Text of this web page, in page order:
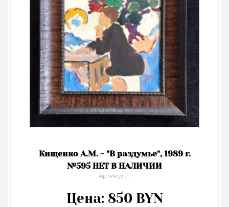
Кищенко А.М. - "В раздумье", 1989 г.
№595 НЕТ В НАЛИЧИИ
Артикул: -
Цена: 850BYN